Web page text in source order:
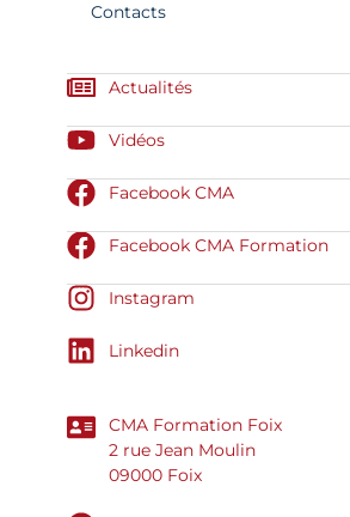
Contacts
Actualités
Vidéos
Facebook CMA
Facebook CMA Formation
Instagram
Linkedin
CMA Formation Foix
2 rue Jean Moulin
09000 Foix